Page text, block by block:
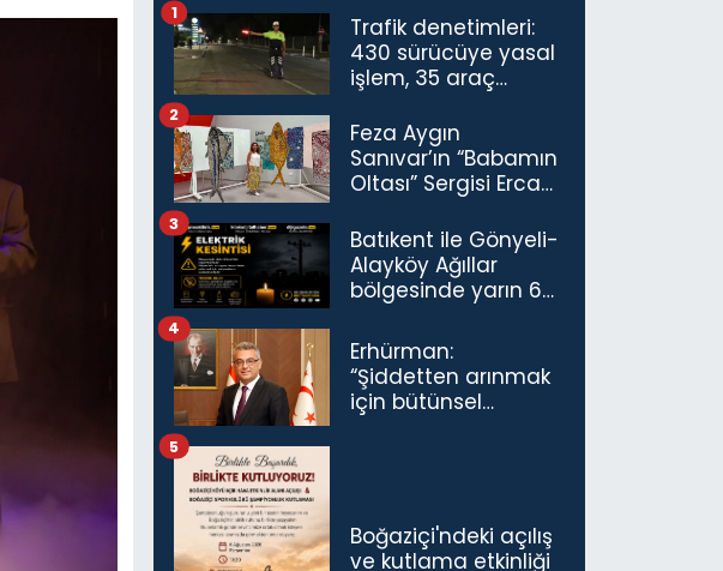
Trafik denetimleri:
430 sürücüye yasal
işlem, 35 araç
1
Feza Aygın
Sanıvar’ın “Babamın
Oltası” Sergisi Ercan
Açıldı
2
Batıkent ile Gönyeli-
Alayköy Ağıllar
bölgesinde yarın 6
kesintisi…
3
Erhürman:
“Şiddetten arınmak
için bütünsel
4
Boğaziçi'ndeki açılış
ve kutlama etkinliği
5